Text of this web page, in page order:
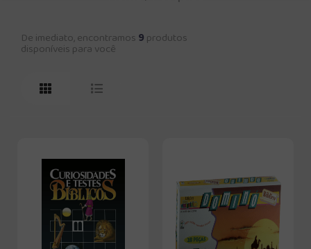
De imediato, encontramos 9 produtos
disponíveis para você